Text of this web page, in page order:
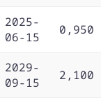
2025-
06-15
0,950
2029-
09-15
2,100